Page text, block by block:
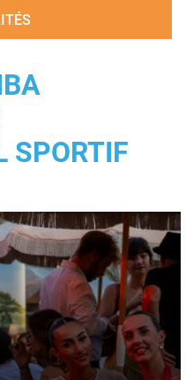
SPORTIF